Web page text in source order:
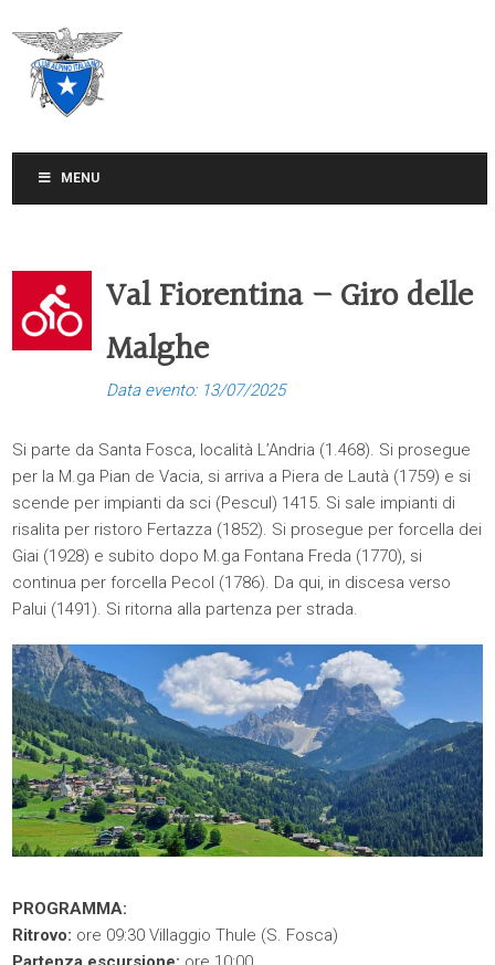
MENU
Val Fiorentina – Giro delle
Malghe
Data evento: 13/07/2025
Si parte da Santa Fosca, località L’Andria (1.468). Si prosegue
per la M.ga Pian de Vacia, si arriva a Piera de Lautà (1759) e si
scende per impianti da sci (Pescul) 1415. Si sale impianti di
risalita per ristoro Fertazza (1852). Si prosegue per forcella dei
Giai (1928) e subito dopo M.ga Fontana Freda (1770), si
continua per forcella Pecol (1786). Da qui, in discesa verso
Palui (1491). Si ritorna alla partenza per strada.
PROGRAMMA:
Ritrovo: ore 09:30 Villaggio Thule (S. Fosca)